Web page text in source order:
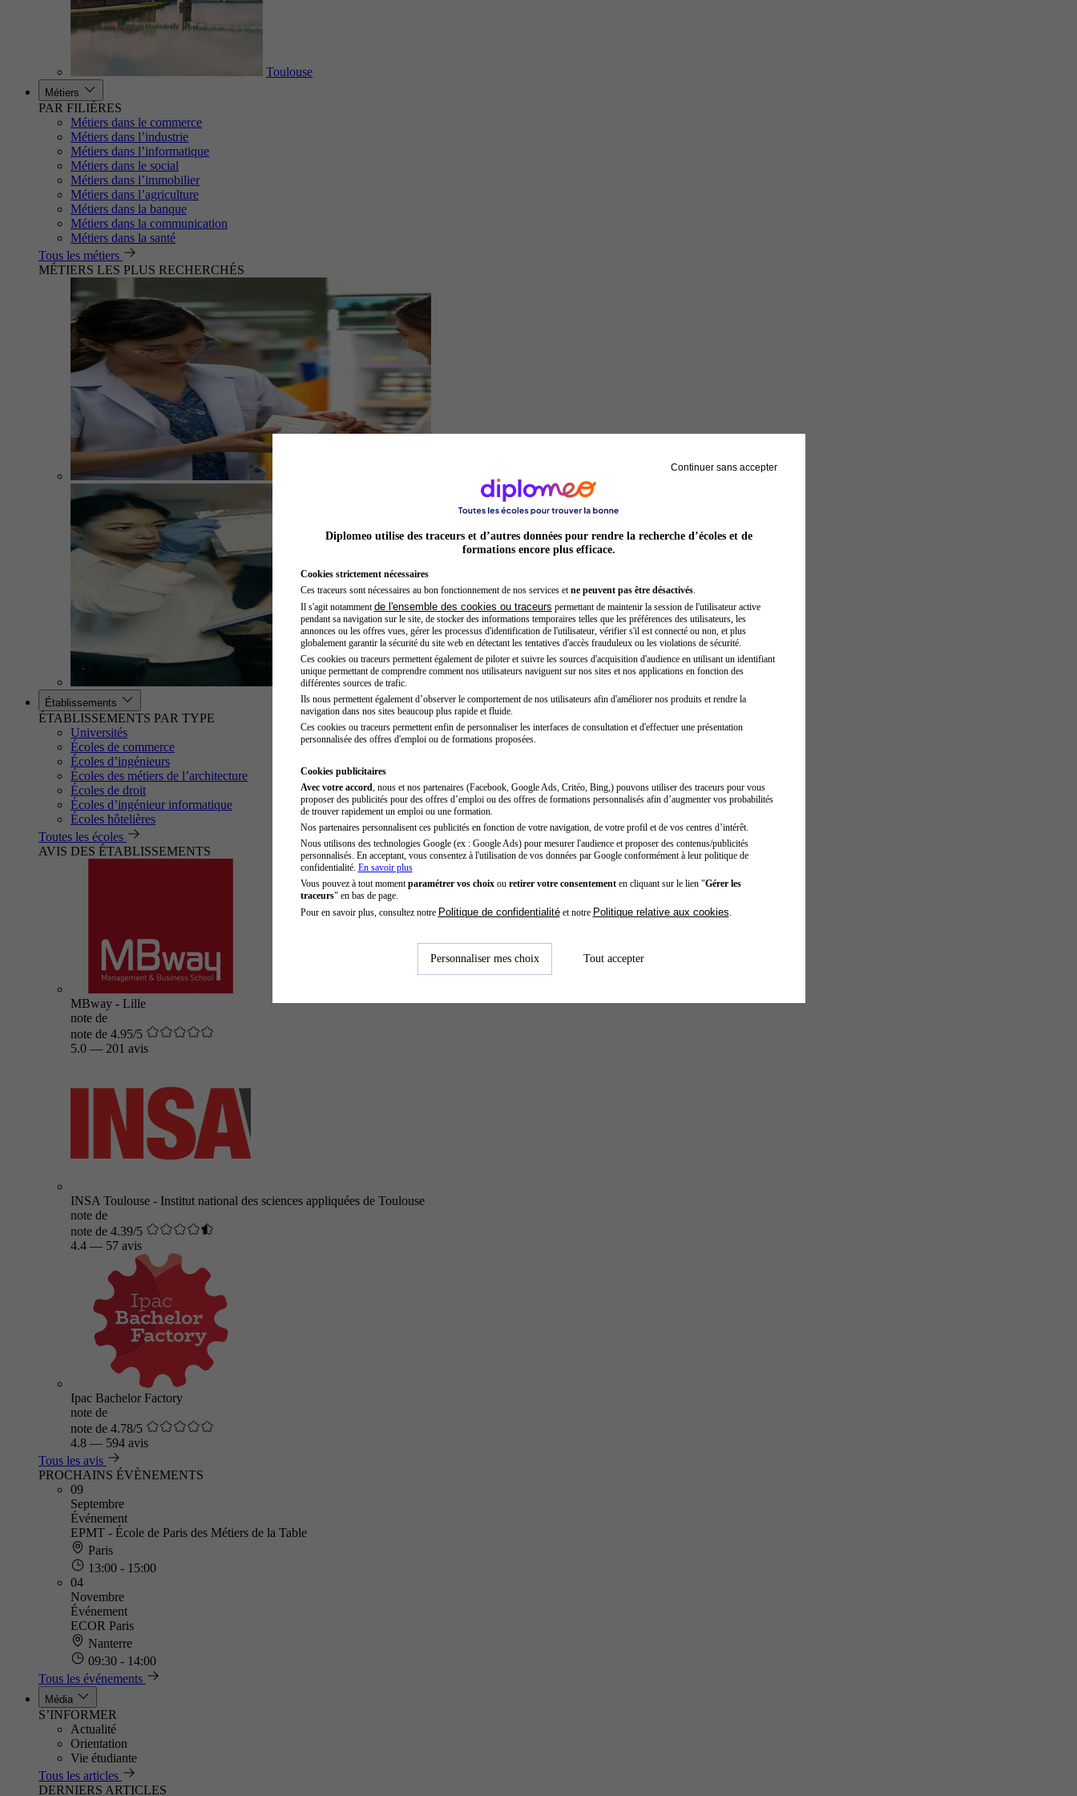
Toulouse
Métiers
PAR FILIÈRES
Métiers dans le commerce
Métiers dans l’industrie
Métiers dans l’informatique
Métiers dans le social
Métiers dans l’immobilier
Métiers dans l’agriculture
Métiers dans la banque
Métiers dans la communication
Métiers dans la santé
Tous les métiers
MÉTIERS LES PLUS RECHERCHÉS
Préparateur en pharmacie
Établissements
ÉTABLISSEMENTS PAR TYPE
Universités
Écoles de commerce
Écoles d’ingénieurs
Écoles des métiers de l’architecture
Écoles de droit
Écoles d’ingénieur informatique
Écoles hôtelières
Toutes les écoles
AVIS DES ÉTABLISSEMENTS
MBway - Lille
note de
note de 4.95/5
5.0 — 201 avis
INSA Toulouse - Institut national des sciences appliquées de Toulouse
note de
note de 4.39/5
4.4 — 57 avis
Ipac Bachelor Factory
note de
note de 4.78/5
4.8 — 594 avis
Tous les avis
PROCHAINS ÉVÈNEMENTS
09
Septembre
Événement
EPMT - École de Paris des Métiers de la Table
Paris
13:00 - 15:00
04
Novembre
Événement
ECOR Paris
Nanterre
09:30 - 14:00
Tous les événements
Média
S’INFORMER
Actualité
Orientation
Vie étudiante
Tous les articles
DERNIERS ARTICLES
Continuer sans accepter
Diplomeo utilise des traceurs et d’autres données pour rendre la recherche d’écoles et de
formations encore plus efficace.
Cookies strictement nécessaires
Ces traceurs sont nécessaires au bon fonctionnement de nos services et ne peuvent pas être désactivés.
Il s'agit notamment de l'ensemble des cookies ou traceurs permettant de maintenir la session de l'utilisateur active
pendant sa navigation sur le site, de stocker des informations temporaires telles que les préférences des utilisateurs, les
annonces ou les offres vues, gérer les processus d'identification de l'utilisateur, vérifier s'il est connecté ou non, et plus
globalement garantir la sécurité du site web en détectant les tentatives d'accès frauduleux ou les violations de sécurité.
Ces cookies ou traceurs permettent également de piloter et suivre les sources d'acquisition d'audience en utilisant un identifiant
unique permettant de comprendre comment nos utilisateurs naviguent sur nos sites et nos applications en fonction des
différentes sources de trafic.
Ils nous permettent également d’observer le comportement de nos utilisateurs afin d'améliorer nos produits et rendre la
navigation dans nos sites beaucoup plus rapide et fluide.
Ces cookies ou traceurs permettent enfin de personnaliser les interfaces de consultation et d'effectuer une présentation
personnalisée des offres d'emploi ou de formations proposées.
Cookies publicitaires
Avec votre accord , nous et nos partenaires (Facebook, Google Ads, Critéo, Bing,) pouvons utiliser des traceurs pour vous
proposer des publicités pour des offres d’emploi ou des offres de formations personnalisés afin d’augmenter vos probabilités
de trouver rapidement un emploi ou une formation.
Nos partenaires personnalisent ces publicités en fonction de votre navigation, de votre profil et de vos centres d’intérêt.
Nous utilisons des technologies Google (ex : Google Ads) pour mesurer l'audience et proposer des contenus/publicités
personnalisés. En acceptant, vous consentez à l'utilisation de vos données par Google conformément à leur politique de
confidentialité. En savoir plus
Vous pouvez à tout moment paramétrer vos choixou retirer votre consentementen cliquant sur le lien "Gérer les
traceurs" en bas de page.
Pour en savoir plus, consultez notre Politique de confidentialitéet notre Politique relative aux cookies
Personnaliser mes choix Tout accepter